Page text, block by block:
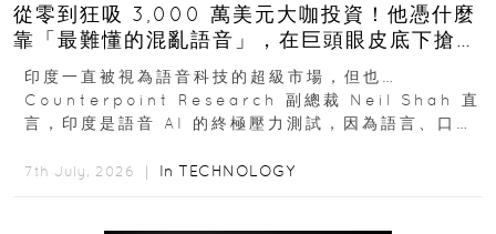
從零到狂吸 3,000 萬美元大咖投資！他憑什麼
靠「最難懂的混亂語音」，在巨頭眼皮底下搶下
十億人市場？
印度一直被視為語音科技的超級市場，但也…
Counterpoint Research 副總裁 Neil Shah 直
言，印度是語音 AI 的終極壓力測試，因為語言、口音
7th July, 2026 ｜ In TECHNOLOGY